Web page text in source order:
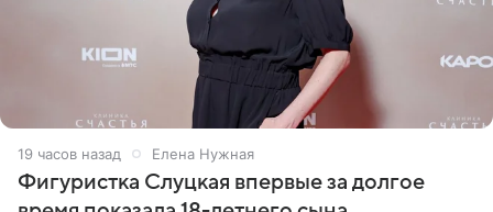
19 часов назад Елена Нужная
Фигуристка Слуцкая впервые за долгое